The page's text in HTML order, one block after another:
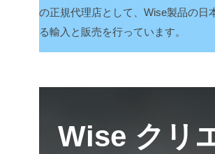
の正規代理店として、Wise製品の日
る輸入と販売を行っています。
Wise クリ